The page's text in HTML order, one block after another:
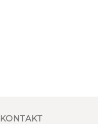
KONTAKT